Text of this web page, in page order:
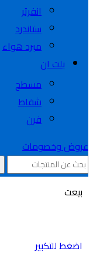
انفرتر
ستاندرد
مبرد هواء
بلت ان
مسطح
شفاط
فرن
عروض وخصومات
بيعت
اضغط للتكبير